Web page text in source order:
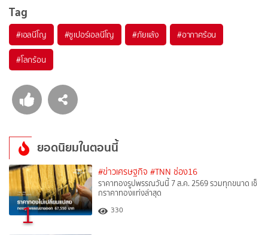
Tag
#เอลนีโญ #ซูเปอร์เอลนีโญ #ภัยแล้ง #อากาศร้อน
#โลกร้อน
ยอดนิยมในตอนนี้
1
#ข่าวเศรษฐกิจ #TNN ช่อง16
ราคาทองรูปพรรณวันนี้ 7 ส.ค. 2569 รวมทุกขนาด เช็
กราคาทองแท่งล่าสุด
330